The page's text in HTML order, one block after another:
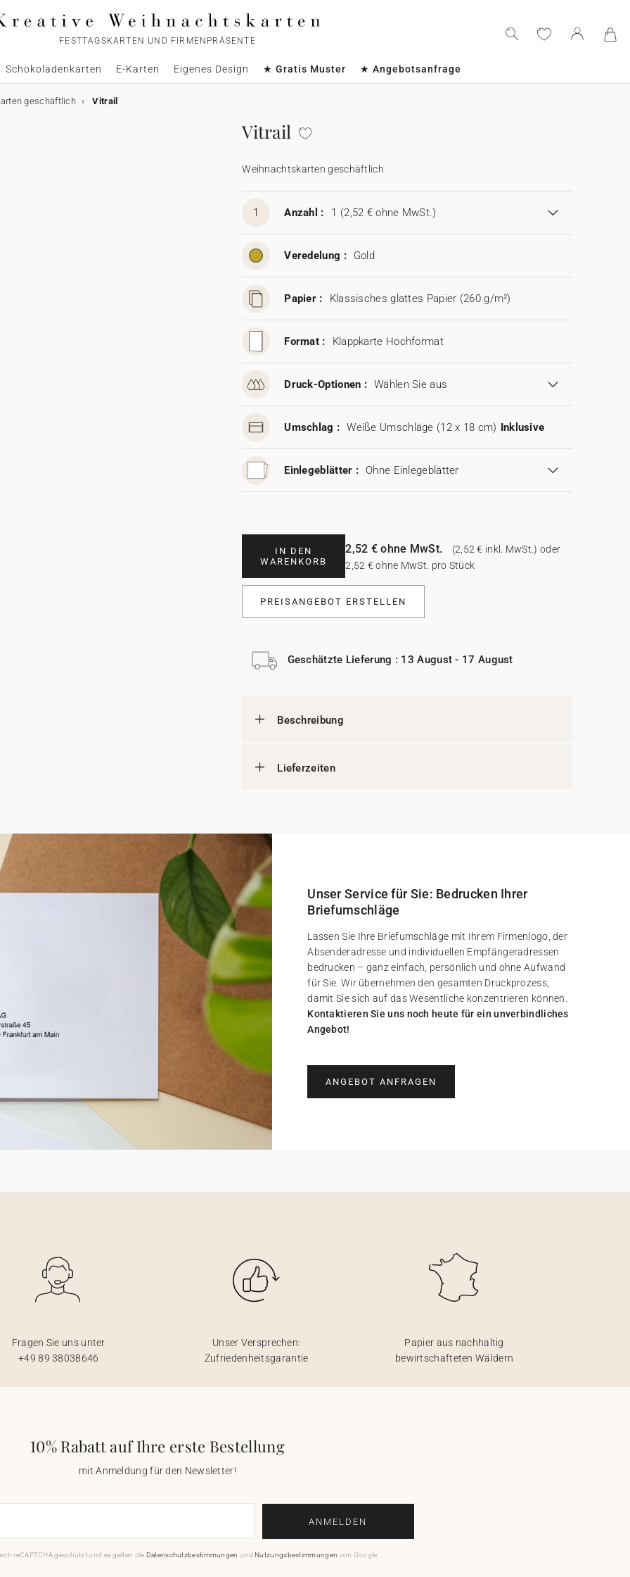
FESTTAGSKARTEN UND FIRMENPRÄSENTE
Schokoladenkarten E-Karten Eigenes Design ★ Gratis Muster ★ Angebotsanfrage
geschäftlich Vitrail
Vitrail
Weihnachtskarten geschäftlich
1 Anzahl : 1 (2,52 € ohne MwSt.)
Veredelung : Gold
Papier : Klassisches glattes Papier (260 g/m²)
Format : Klappkarte Hochformat
Druck-Optionen : Wählen Sie aus
Umschlag : Weiße Umschläge (12 x 18 cm) Inklusive
Einlegeblätter : Ohne Einlegeblätter
IN DEN
WARENKORB
2,52 € ohne MwSt.
(2,52 € inkl. MwSt.) oder
2,52 € ohne MwSt. pro Stück
PREISANGEBOT ERSTELLEN
Geschätzte Lieferung : 13 August - 17 August
Beschreibung
Lieferzeiten
Unser Service für Sie: Bedrucken Ihrer
Briefumschläge
Lassen Sie Ihre Briefumschläge mit Ihrem Firmenlogo, der
Absenderadresse und individuellen Empfängeradressen
bedrucken – ganz einfach, persönlich und ohne Aufwand
für Sie. Wir übernehmen den gesamten Druckprozess,
damit Sie sich auf das Wesentliche konzentrieren können.
Kontaktieren Sie uns noch heute für ein unverbindliches
Angebot!
ANGEBOT ANFRAGEN
Fragen Sie uns unter
+49 89 38038646
Unser Versprechen:
Zufriedenheitsgarantie
Papier aus nachhaltig
bewirtschafteten Wäldern
10% Rabatt auf Ihre erste Bestellung
mit Anmeldung für den Newsletter!
ANMELDEN
reCAPTCHA geschützt und es gelten die Datenschutzbestimmungen und Nutzungsbestimmungen von Google.